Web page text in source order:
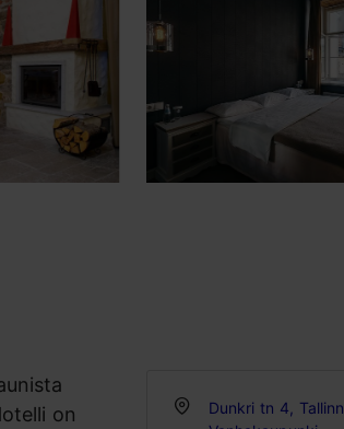
on
Dunkri tn 4, Tallinn